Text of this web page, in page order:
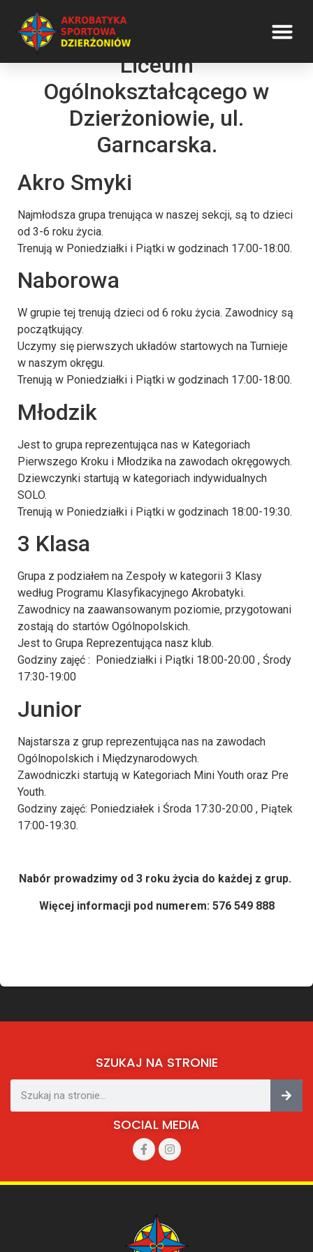
Wszystkie nasze zajęcia
odbywają się w Hali 2
Liceum
Ogólnokształcącego w
Dzierżoniowie, ul.
Garncarska.
Akro Smyki
Najmłodsza grupa trenująca w naszej sekcji, są to dzieci
od 3-6 roku życia.
Trenują w Poniedziałki i Piątki w godzinach 17:00-18:00.
Naborowa
W grupie tej trenują dzieci od 6 roku życia. Zawodnicy są
początkujący.
Uczymy się pierwszych układów startowych na Turnieje
w naszym okręgu.
Trenują w Poniedziałki i Piątki w godzinach 17:00-18:00.
Młodzik
Jest to grupa reprezentująca nas w Kategoriach
Pierwszego Kroku i Młodzika na zawodach okręgowych.
Dziewczynki startują w kategoriach indywidualnych
SOLO.
Trenują w Poniedziałki i Piątki w godzinach 18:00-19:30.
3 Klasa
Grupa z podziałem na Zespoły w kategorii 3 Klasy
według Programu Klasyfikacyjnego Akrobatyki.
Zawodnicy na zaawansowanym poziomie, przygotowani
zostają do startów Ogólnopolskich.
Jest to Grupa Reprezentująca nasz klub.
Godziny zajęć : Poniedziałki i Piątki 18:00-20:00 , Środy
17:30-19:00
Junior
Najstarsza z grup reprezentująca nas na zawodach
Ogólnopolskich i Międzynarodowych.
Zawodniczki startują w Kategoriach Mini Youth oraz Pre
Youth.
Godziny zajęć: Poniedziałek i Środa 17:30-20:00 , Piątek
17:00-19:30.
Nabór prowadzimy od 3 roku życia do każdej z grup.
Więcej informacji pod numerem: 576 549 888
SZUKAJ NA STRONIE
SOCIAL MEDIA​